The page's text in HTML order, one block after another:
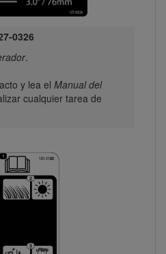
0326
.
y lea el Manual del
cualquier tarea de